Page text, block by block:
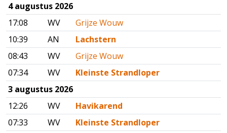
4 augustus 2026
17:08
WV
Grijze Wouw
10:39
AN
Lachstern
08:43
WV
Grijze Wouw
07:34
WV
Kleinste Strandloper
3 augustus 2026
12:26
WV
Havikarend
07:33
WV
Kleinste Strandloper